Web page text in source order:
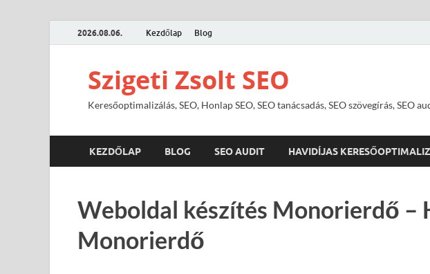
2026.08.06. Kezdőlap Blog
Szigeti Zsolt SEO
Keresőoptimalizálás, SEO, Honlap SEO, SEO tanácsadás, SEO szövegírás, SEO
KEZDŐLAP BLOG SEO AUDIT HAVIDÍJAS
Weboldal készítés Monorierdő –
Monorierdő